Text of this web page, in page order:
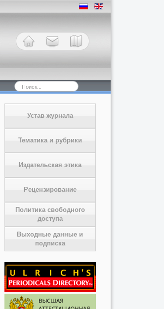
Искать...
Устав журнала
Тематика и рубрики
Издательская этика
Рецензирование
Политика свободного
доступа
Выходные данные и
подписка